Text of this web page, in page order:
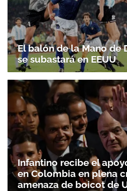
El balón de la Mano de
se subastará en EEUU
Infantino recibe el
en Colombia en plena
amenaza de boicot de